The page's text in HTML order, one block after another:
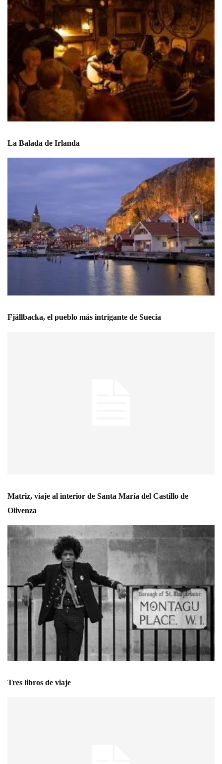
La Balada de Irlanda
Fjällbacka, el pueblo más intrigante de Suecia
Matriz, viaje al interior de Santa María del Castillo de
Olivenza
Tres libros de viaje